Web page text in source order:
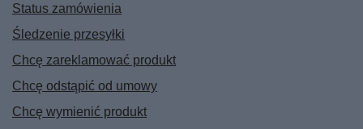
Status zamówienia
Śledzenie przesyłki
Chcę zareklamować produkt
Chcę odstąpić od umowy
Chcę wymienić produkt